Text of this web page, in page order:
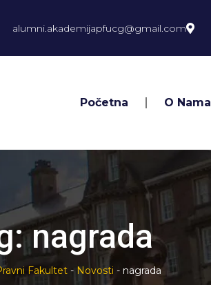
alumni.akademijapfucg@gmail.com
Početna O Nama
nagrada
Fakultet -Novosti - nagrada